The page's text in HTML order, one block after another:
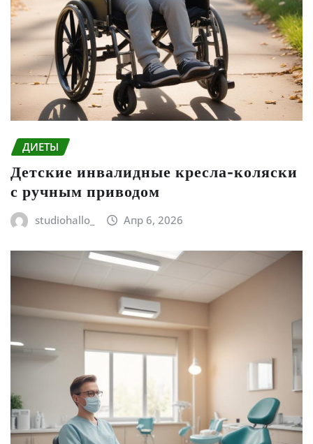
ДИЕТЫ
Детские инвалидные кресла-коляски
с ручным приводом
studiohallo_ Апр 6, 2026